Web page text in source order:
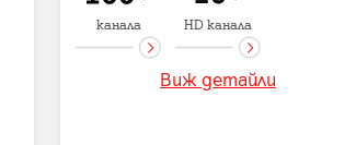
канала HD канала
Виж детайли